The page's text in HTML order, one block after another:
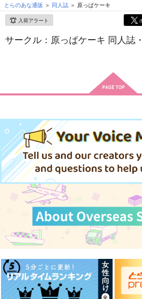
とらのあな通販 同人誌 原っぱケーキ
入荷アラート
サークル：原っぱケーキ 同人誌